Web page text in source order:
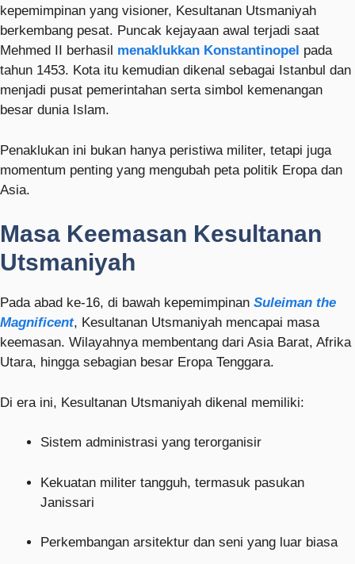
kepemimpinan yang visioner, Kesultanan Utsmaniyah
berkembang pesat. Puncak kejayaan awal terjadi saat
Mehmed II
berhasil menaklukkan Konstantinopel pada
tahun 1453. Kota itu kemudian dikenal sebagai Istanbul dan
menjadi pusat pemerintahan serta simbol kemenangan
besar dunia Islam.
Penaklukan ini bukan hanya peristiwa militer, tetapi juga
momentum penting yang mengubah peta politik Eropa dan
Asia.
Masa Keemasan Kesultanan
Utsmaniyah
Pada abad ke-16, di bawah kepemimpinan Suleiman the
Magnificent, Kesultanan Utsmaniyah mencapai masa
keemasan. Wilayahnya membentang dari Asia Barat, Afrika
Utara, hingga sebagian besar Eropa Tenggara.
Di era ini, Kesultanan Utsmaniyah dikenal memiliki:
Sistem administrasi yang terorganisir
Kekuatan militer tangguh, termasuk pasukan
Janissari
Perkembangan arsitektur dan seni yang luar biasa